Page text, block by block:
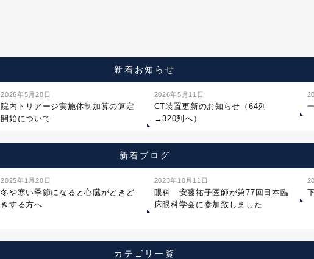
新着お知らせ
2026年5月28日
院内トリアージ実施体制加算の算定
開始について
2026年5月11日
CT装置更新のお知らせ（64列
→320列へ）
新着ブログ
2025年1月28日
冬や寒い季節になると心臓がどきど
きする方へ
2023年10月11日
眼科 安藤祐子医師が第77回日本臨
床眼科学会に参加致しました
カテゴリ一覧